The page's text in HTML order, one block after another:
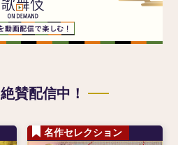
絶賛配信中！
名作セレクション